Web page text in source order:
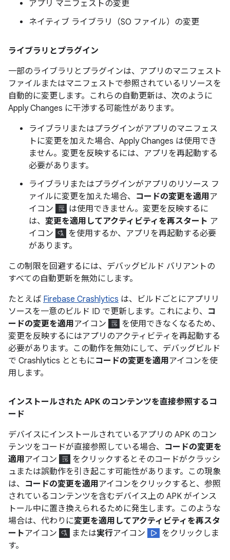
アプリ マニフェストの変更
ネイティブ ライブラリ（SO ファイル）の変更
ライブラリとプラグイン
一部のライブラリとプラグインは、アプリのマニフェスト
ファイルまたはマニフェストで参照されているリソースを
自動的に変更します。これらの自動更新は、次のように
Apply Changes に干渉する可能性があります。
ライブラリまたはプラグインがアプリのマニフェス
トに変更を加えた場合、Apply Changes は使用でき
ません。変更を反映するには、アプリを再起動する
必要があります。
ライブラリまたはプラグインがアプリのリソース フ
ァイルに変更を加えた場合、 コードの変更を適用ア
イコン
は使用できません。変更を反映するに
は、 変更を適用してアクティビティを再スタート ア
イコン
を使用するか、アプリを再起動する必要
があります。
この制限を回避するには、デバッグビルド バリアントの
すべての自動更新を無効にします。
たとえば Firebase Crashlytics は、ビルドごとにアプリリ
ソースを一意のビルド ID で更新します。これにより、 コ
ードの変更を適用アイコン
を使用できなくなるため、
変更を反映するにはアプリのアクティビティを再起動する
必要があります。この動作を無効にして、デバッグビルド
で Crashlytics とともにコードの変更を適用アイコンを使
用します。
インストールされた APK のコンテンツを直接参照するコ
ード
デバイスにインストールされているアプリの APK のコン
テンツをコードが直接参照している場合、 コードの変更を
適用アイコン
をクリックするとそのコードがクラッシ
ュまたは誤動作を引き起こす可能性があります。この現象
は、 コードの変更を適用アイコンをクリックすると、参照
されているコンテンツを含むデバイス上の APK がインス
トール中に置き換えられるために発生します。このような
場合は、代わりに変更を適用してアクティビティを再スタ
ートアイコン または実行アイコン
をクリックしま
す。